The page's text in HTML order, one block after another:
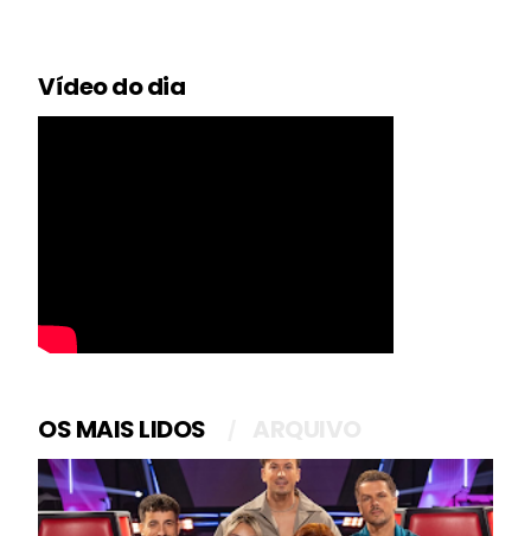
Vídeo do dia
OS MAIS LIDOS